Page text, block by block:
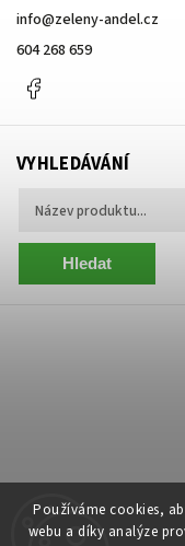
Používáme cookies,
webu a díky analýze
info@zeleny-andel.cz
604 268 659
VYHLEDÁVÁNÍ
Hledat